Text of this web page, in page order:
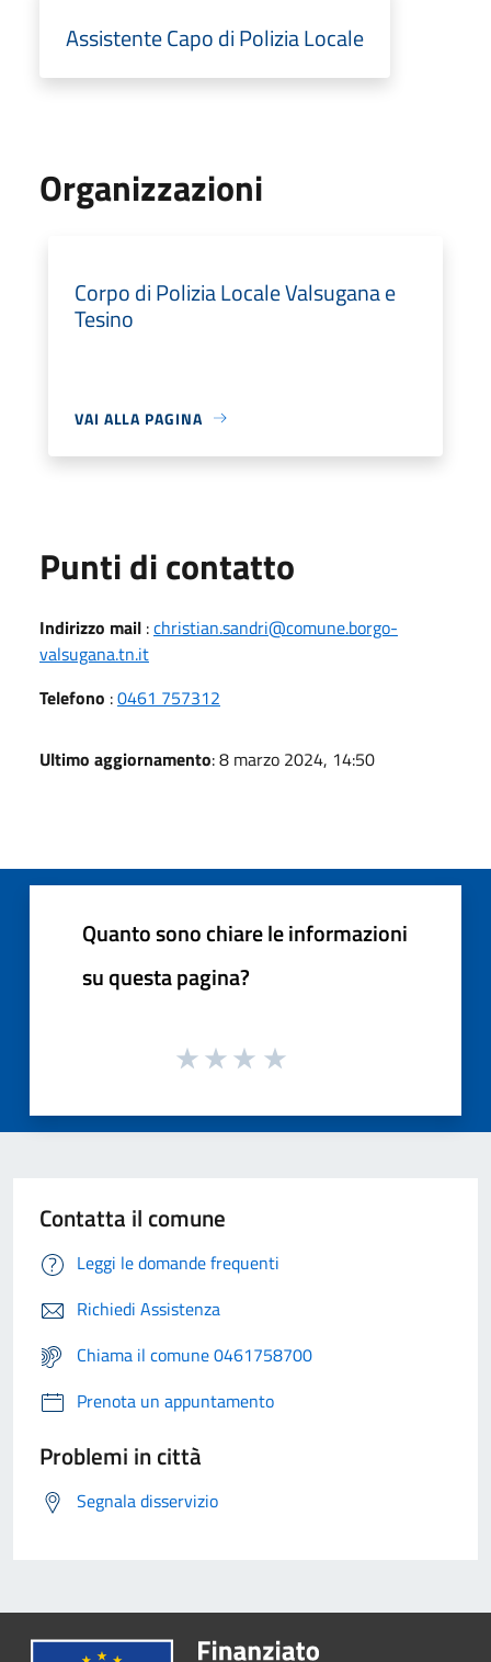
Assistente Capo di Polizia Locale
Organizzazioni
Corpo di Polizia Locale Valsugana e
Tesino
VAI ALLA PAGINA
Punti di contatto
Indirizzo mail :christian.sandri@comune.borgo-
valsugana.tn.it
Telefono :0461 757312
Ultimo aggiornamento: 8 marzo 2024, 14:50
Quanto sono chiare le informazioni
su questa pagina?
Contatta il comune
Leggi le domande frequenti
Richiedi Assistenza
Chiama il comune 0461758700
Prenota un appuntamento
Problemi in città
Segnala disservizio